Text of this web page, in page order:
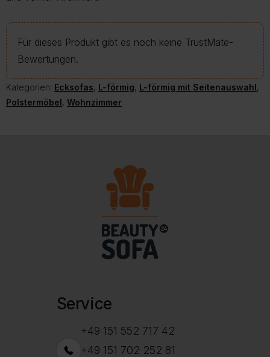
Für dieses Produkt gibt es noch keine TrustMate-
Bewertungen.
Kategorien: Ecksofas, L-förmig, L-förmig mit Seitenauswahl,
Polstermöbel, Wohnzimmer
Service
+49 151 552 717 42
+49 151 702 252 81